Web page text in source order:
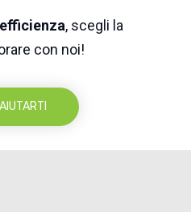
efficienza, scegli la
con noi!